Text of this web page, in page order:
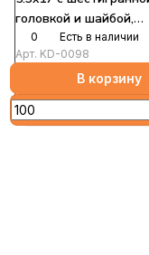
головкой и шайбой,
золотистый S=8
0
Есть в наличии
Арт. KD-0098
В корзину